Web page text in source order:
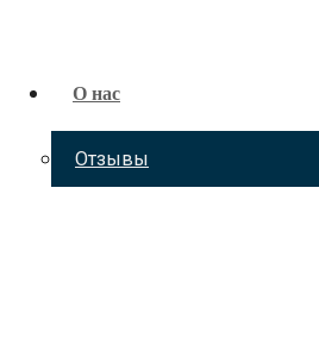
О нас
Отзывы